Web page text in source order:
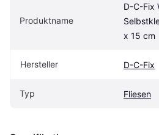
Produktname
D-C-Fix
x 15 cm
Hersteller D-C-Fix
Typ Fliesen